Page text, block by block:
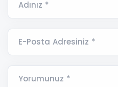
Adınız *
E-Posta Adresiniz *
Yorumunuz *